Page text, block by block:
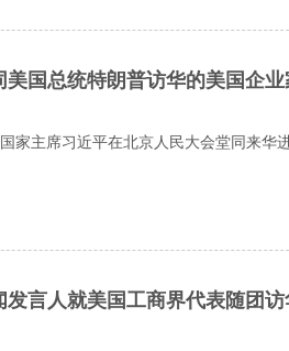
美国总统特朗普访华的美国企业
主席习近平在北京人民大会堂同来华
发言人就美国工商界代表随团